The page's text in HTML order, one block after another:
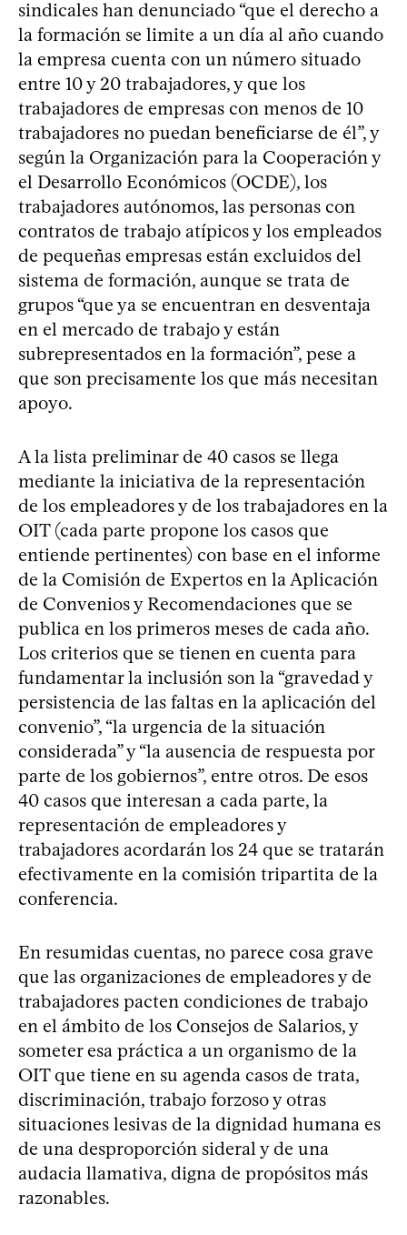
sindicales han denunciado “que el derecho a
la formación se limite a un día al año cuando
la empresa cuenta con un número situado
entre 10 y 20 trabajadores, y que los
trabajadores de empresas con menos de 10
trabajadores no puedan beneficiarse de él”, y
según la Organización para la Cooperación y
el Desarrollo Económicos (OCDE), los
trabajadores autónomos, las personas con
contratos de trabajo atípicos y los empleados
de pequeñas empresas están excluidos del
sistema de formación, aunque se trata de
grupos “que ya se encuentran en desventaja
en el mercado de trabajo y están
subrepresentados en la formación”, pese a
que son precisamente los que más necesitan
apoyo.
A la lista preliminar de 40 casos se llega
mediante la iniciativa de la representación
de los empleadores y de los trabajadores en la
OIT (cada parte propone los casos que
entiende pertinentes) con base en el informe
de la Comisión de Expertos en la Aplicación
de Convenios y Recomendaciones que se
publica en los primeros meses de cada año.
Los criterios que se tienen en cuenta para
fundamentar la inclusión son la “gravedad y
persistencia de las faltas en la aplicación del
convenio”, “la urgencia de la situación
considerada” y “la ausencia de respuesta por
parte de los gobiernos”, entre otros. De esos
40 casos que interesan a cada parte, la
representación de empleadores y
trabajadores acordarán los 24 que se tratarán
efectivamente en la comisión tripartita de la
conferencia.
En resumidas cuentas, no parece cosa grave
que las organizaciones de empleadores y de
trabajadores pacten condiciones de trabajo
en el ámbito de los Consejos de Salarios, y
someter esa práctica a un organismo de la
OIT que tiene en su agenda casos de trata,
discriminación, trabajo forzoso y otras
situaciones lesivas de la dignidad humana es
de una desproporción sideral y de una
audacia llamativa, digna de propósitos más
razonables.